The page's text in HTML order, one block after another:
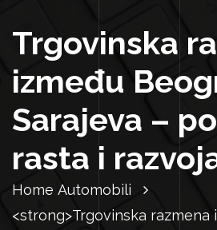
Trgovinska
između
Sarajeva –
rasta i
Home Automobili
<strong>Trgovinska razmena